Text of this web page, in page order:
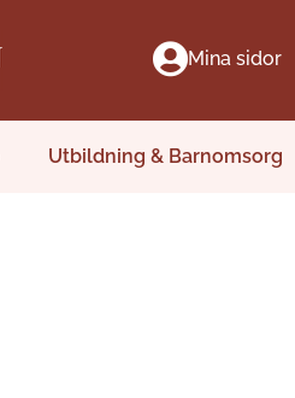
Mina sidor
Utbildning & Barnomsorg